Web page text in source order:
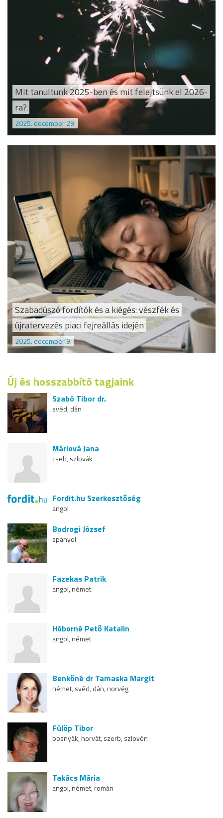
Mit tanultunk 2025-ben és mit felejtsünk el 2026-
ra?
2025. december 29.
Szabadúszó fordítók és a kiégés: vészfék és
újratervezés piaci fejreállás idején
2025. december 9.
Új és hosszabbító tagjaink
Szabó Tibor dr.
svéd, dán
Máriová Jana
cseh, szlovák
Fordit.hu Szerkesztőség
angol
Bodrogi József
spanyol
Fazekas Patrik
angol, német
Hóborné Pető Katalin
angol, német
Benkőné dr Tamaska Margit
német, svéd, dán, norvég
Fülöp Tibor
bosnyák, horvát, szerb, szlovén
Takács Mária
angol, német, román